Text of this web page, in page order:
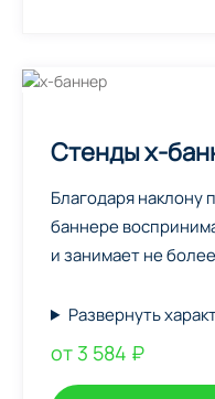
Стенды х-
Благодаря наклону
баннере
и занимает не
Развернуть
от 3 584 ₽